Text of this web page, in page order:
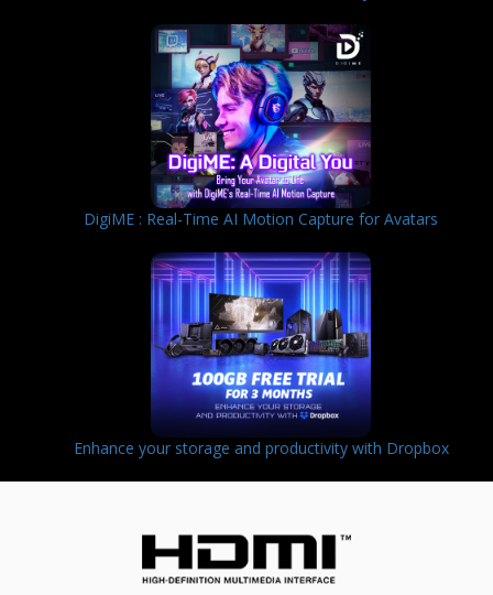
DigiME : Real-Time AI Motion Capture for Avatars
Enhance your storage and productivity with Dropbox